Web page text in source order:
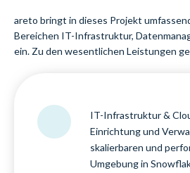
areto bringt in dieses Projekt
Bereichen IT-Infrastruktur,
ein. Zu den wesentlichen Leistungen
IT-Infrastruktur &
Einrichtung und
skalierbaren und
Umgebung in